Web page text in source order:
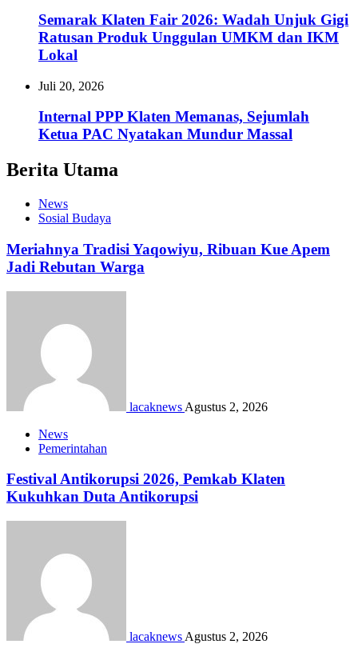
Semarak Klaten Fair 2026: Wadah Unjuk Gigi
Ratusan Produk Unggulan UMKM dan IKM
Lokal
Juli 20, 2026
Internal PPP Klaten Memanas, Sejumlah
Ketua PAC Nyatakan Mundur Massal
Berita Utama
News
Sosial Budaya
Meriahnya Tradisi Yaqowiyu, Ribuan Kue Apem
Jadi Rebutan Warga
lacaknews Agustus 2, 2026
News
Pemerintahan
Festival Antikorupsi 2026, Pemkab Klaten
Kukuhkan Duta Antikorupsi
lacaknews Agustus 2, 2026